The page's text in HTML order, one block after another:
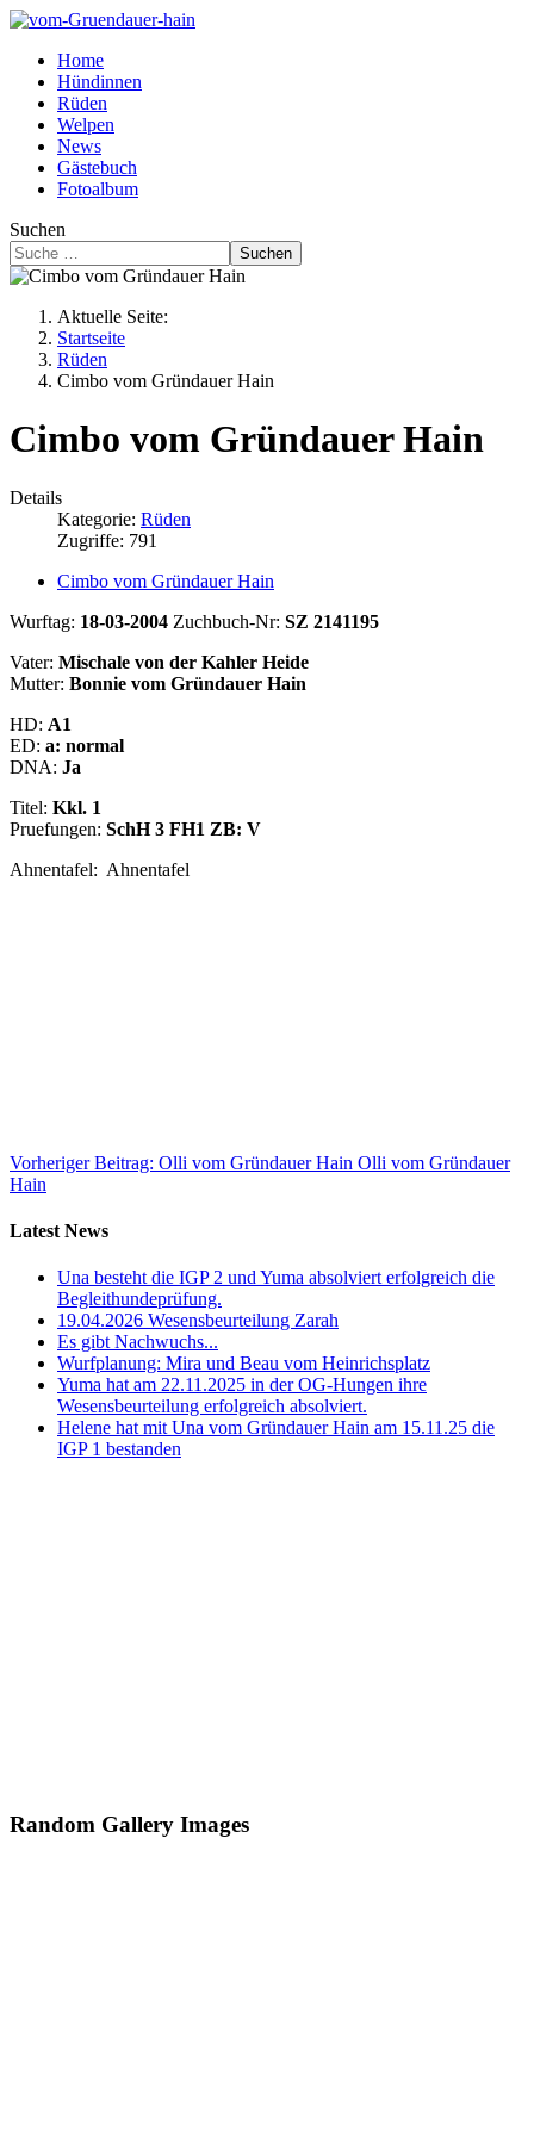
Home
Hündinnen
Rüden
Welpen
News
Gästebuch
Fotoalbum
Suchen
Suchen
Aktuelle Seite:
Startseite
Rüden
Cimbo vom Gründauer Hain
Cimbo vom Gründauer Hain
Details
Kategorie: Rüden
Zugriffe: 791
Cimbo vom Gründauer Hain
Wurftag: 18-03-2004 Zuchbuch-Nr: SZ 2141195
Vater: Mischale von der Kahler Heide
Mutter: Bonnie vom Gründauer Hain
HD: A1
ED: a: normal
DNA: Ja
Titel: Kkl. 1
Pruefungen: SchH 3 FH1 ZB: V
Ahnentafel: Ahnentafel
Vorheriger Beitrag: Olli vom Gründauer Hain Olli vom Gründauer
Hain
Latest News
Una besteht die IGP 2 und Yuma absolviert erfolgreich die
Begleithundeprüfung.
19.04.2026 Wesensbeurteilung Zarah
Es gibt Nachwuchs...
Wurfplanung: Mira und Beau vom Heinrichsplatz
Yuma hat am 22.11.2025 in der OG-Hungen ihre
Wesensbeurteilung erfolgreich absolviert.
Helene hat mit Una vom Gründauer Hain am 15.11.25 die
IGP 1 bestanden
Random Gallery Images